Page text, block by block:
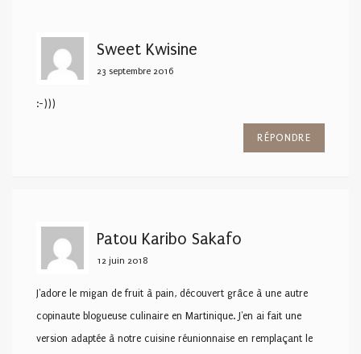
Sweet Kwisine
23 septembre 2016
:-)))
RÉPONDRE
Patou Karibo Sakafo
12 juin 2018
J'adore le migan de fruit à pain, découvert grâce à une autre
copinaute blogueuse culinaire en Martinique. J'en ai fait une
version adaptée à notre cuisine réunionnaise en remplaçant le